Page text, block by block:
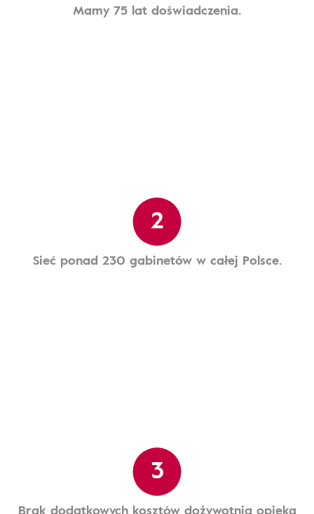
Mamy 75 lat doświadczenia.
2
Sieć ponad 230 gabinetów w całej Polsce.
3
Brak dodatkowych kosztów dożywotnia opieka